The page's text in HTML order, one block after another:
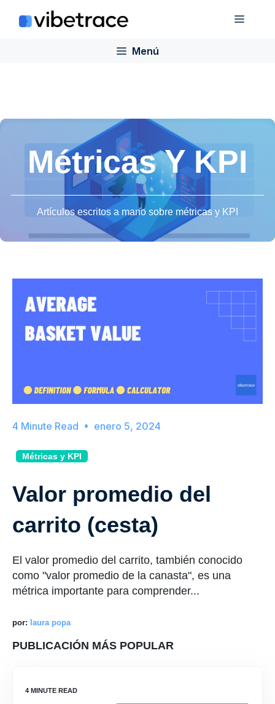
Menú
Menú
Métricas Y KPI
Artículos escritos a mano sobre métricas y KPI
enero 5, 2024
Métricas y KPI
Valor promedio del
carrito (cesta)
El valor promedio del carrito, también conocido
como "valor promedio de la canasta", es una
métrica importante para comprender...
por: laura popa
PUBLICACIÓN MÁS POPULAR